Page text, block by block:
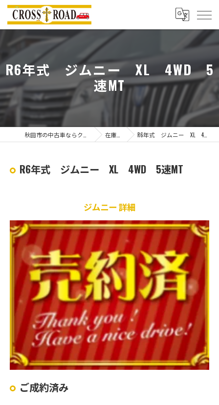
R6年式 ジムニー XL 4WD 5
速MT
在庫一覧 R6年式 ジムニー XL 4WD 5速MT
R6年式 ジムニー XL 4WD 5速MT
ジムニー 詳細
ご成約済み